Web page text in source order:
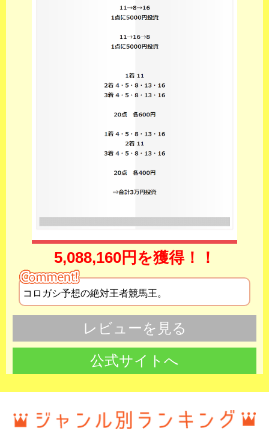
5,088,160円を獲得！！
コロガシ予想の絶対王者競馬王。
レビューを見る
公式サイトへ